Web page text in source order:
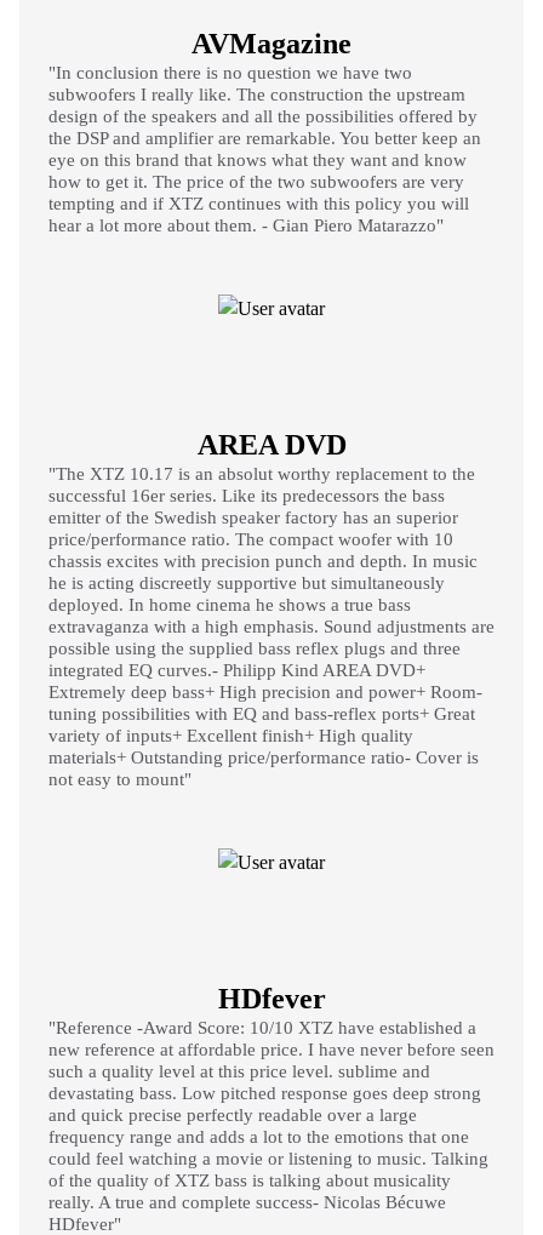
AVMagazine
"In conclusion there is no question we have two
subwoofers I really like. The construction the upstream
design of the speakers and all the possibilities offered by
the DSP and amplifier are remarkable. You better keep an
eye on this brand that knows what they want and know
how to get it. The price of the two subwoofers are very
tempting and if XTZ continues with this policy you will
hear a lot more about them. - Gian Piero Matarazzo"
AREA DVD
"The XTZ 10.17 is an absolut worthy replacement to the
successful 16er series. Like its predecessors the bass
emitter of the Swedish speaker factory has an superior
price/performance ratio. The compact woofer with 10
chassis excites with precision punch and depth. In music
he is acting discreetly supportive but simultaneously
deployed. In home cinema he shows a true bass
extravaganza with a high emphasis. Sound adjustments are
possible using the supplied bass reflex plugs and three
integrated EQ curves.- Philipp Kind AREA DVD+
Extremely deep bass+ High precision and power+ Room-
tuning possibilities with EQ and bass-reflex ports+ Great
variety of inputs+ Excellent finish+ High quality
materials+ Outstanding price/performance ratio- Cover is
not easy to mount"
HDfever
"Reference -Award Score: 10/10 XTZ have established a
new reference at affordable price. I have never before seen
such a quality level at this price level. sublime and
devastating bass. Low pitched response goes deep strong
and quick precise perfectly readable over a large
frequency range and adds a lot to the emotions that one
could feel watching a movie or listening to music. Talking
of the quality of XTZ bass is talking about musicality
really. A true and complete success- Nicolas Bécuwe
HDfever"